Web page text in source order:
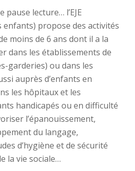
lecture… l’EJE
enfants) propose des activités
moins de 6 ans dont il a la
dans les établissements de
garderies) ou dans les
auprès d’enfants en
les hôpitaux et les
handicapés ou en difficulté
l’épanouissement,
du langage,
d’hygiène et de sécurité
la vie sociale…